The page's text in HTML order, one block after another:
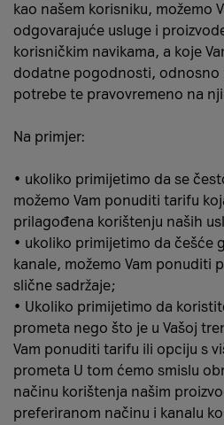
kao našem korisniku, možemo
odgovarajuće usluge i
korisničkim navikama, a koje
dodatne pogodnosti, odnosno
potrebe te pravovremeno na
Na primjer:
• ukoliko primijetimo da se
možemo Vam ponuditi tarifu
prilagođena korištenju naših
• ukoliko primijetimo da češće
kanale, možemo Vam ponuditi
slične sadržaje;
• Ukoliko primijetimo da
prometa nego što je u Vašoj
Vam ponuditi tarifu ili opciju s
prometa U tom ćemo smislu
načinu korištenja našim
preferiranom načinu i kanalu